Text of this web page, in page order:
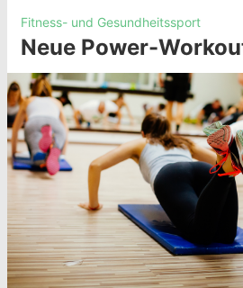
Fitness- und Gesundheitssport
Neue Power-